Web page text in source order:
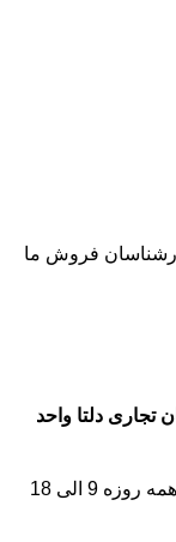
فروش ما
تجاری دلتا واحد